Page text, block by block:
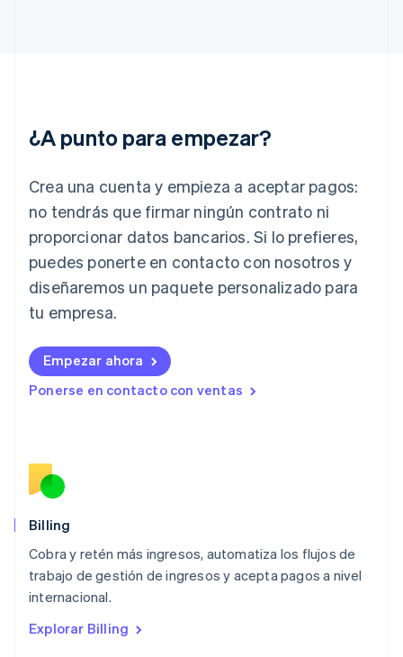
¿A punto para empezar?
Crea una cuenta y empieza a aceptar pagos:
no tendrás que firmar ningún contrato ni
proporcionar datos bancarios. Si lo prefieres,
puedes ponerte en contacto con nosotros y
diseñaremos un paquete personalizado para
tu empresa.
Empezar ahora
Ponerse en contacto con ventas
Billing
Cobra y retén más ingresos, automatiza los flujos de
trabajo de gestión de ingresos y acepta pagos a nivel
internacional.
Explorar Billing
India
English
Italia
ItalianoEnglish
Japón
日本語 English
Letonia
Liechtenstein
Lituania
English
Luxemburgo
English
México
Español
English
Nueva Zelanda
English
NederlandsEnglish